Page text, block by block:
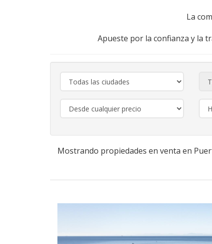
La
Apueste por la confianza y la
Mostrando propiedades en venta en